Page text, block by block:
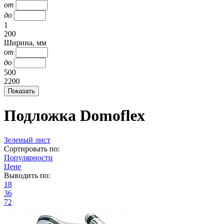
от
до
1
200
Ширина, мм
от
до
500
2200
Подложка Domoflex
Зеленый лист
Сортировать по:
Популярности
Цене
Выводить по:
18
36
72